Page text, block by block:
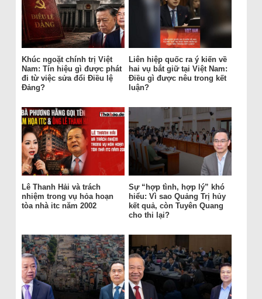
Khúc ngoặt chính trị Việt
Nam: Tín hiệu gì được phát
đi từ việc sửa đổi Điều lệ
Đảng?
Liên hiệp quốc ra ý kiến về
hai vụ bắt giữ tại Việt Nam:
Điều gì được nêu trong kết
luận?
Lê Thanh Hải và trách
nhiệm trong vụ hỏa hoạn
tòa nhà itc năm 2002
Sự “hợp tình, hợp lý” khó
hiểu: Vì sao Quảng Trị hủy
kết quả, còn Tuyên Quang
cho thi lại?